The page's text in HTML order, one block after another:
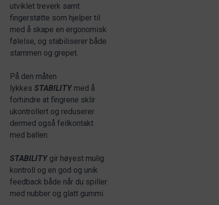
utviklet treverk samt
fingerstøtte som hjelper til
med å skape en ergonomisk
følelse, og stabiliserer både
stammen og grepet.
På den måten
lykkes STABILITY med å
forhindre at fingrene sklir
ukontrollert og reduserer
dermed også feilkontakt
med ballen.
STABILITYgir høyest mulig
kontroll og en god og unik
feedback både når du spiller
med nubber og glatt gummi.